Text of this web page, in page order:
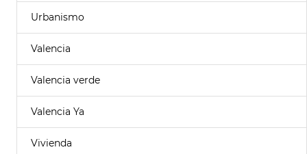
Urbanismo
Valencia
Valencia verde
Valencia Ya
Vivienda